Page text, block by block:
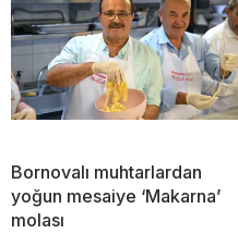
Bornovalı muhtarlardan
yoğun mesaiye ‘Makarna’
molası